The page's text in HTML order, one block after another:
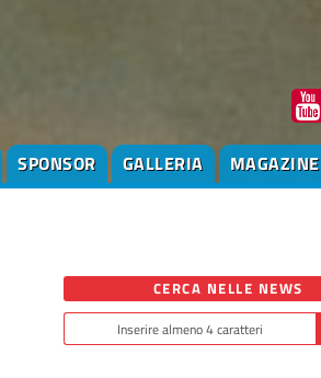
SPONSOR GALLERIA MAGAZINE
CERCA NELLE NEWS